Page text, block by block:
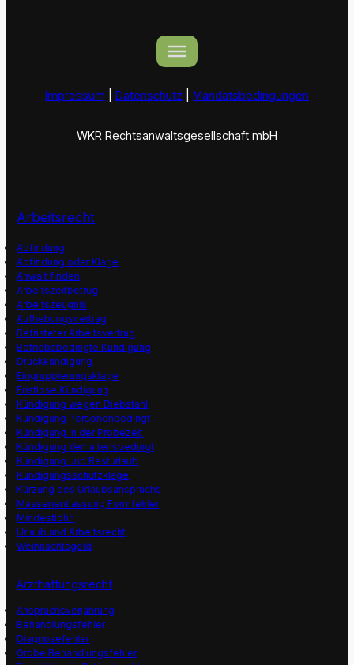
Impressum Datenschutz Mandatsbedingungen
WKR Rechtsanwaltsgesellschaft mbH
Arbeitsrecht
Abfindung
Abfindung oder Klage
Anwalt finden
Arbeitszeitbetrug
Arbeitszeugnis
Aufhebungsvertrag
Befristeter Arbeitsvertrag
Betriebsbedingte Kündigung
Druckkündigung
Eingruppierungsklage
Fristlose Kündigung
Kündigung wegen Diebstahl
Kündigung Personenbedingt
Kündigung in der Probezeit
Kündigung Verhaltensbedingt
Kündigung und Resturlaub
Kündigungsschutzklage
Kürzung des Urlaubsanspruchs
Massenentlassung Formfehler
Mindestlohn
Urlaub und Arbeitsrecht
Weihnachtsgeld
Arzthaftungsrecht
Anspruchsverjährung
Behandlungsfehler
Diagnosefehler
Grobe Behandlungsfehler